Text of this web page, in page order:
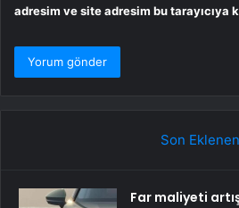
adresim ve site adresim bu tarayıcıya
Son Eklenen
Far maliyeti